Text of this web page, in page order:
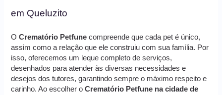
em Queluzito
OCrematório Petfune compreende que cada pet é único,
assim como a relação que ele construiu com sua família. Por
isso, oferecemos um leque completo de serviços,
desenhados para atender às diversas necessidades e
desejos dos tutores, garantindo sempre o máximo respeito e
carinho. Ao escolher oCrematório Petfune na cidade de